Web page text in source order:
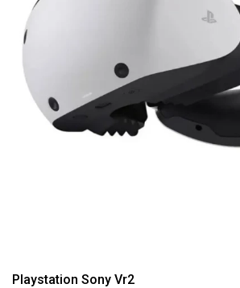
Playstation Sony Vr2